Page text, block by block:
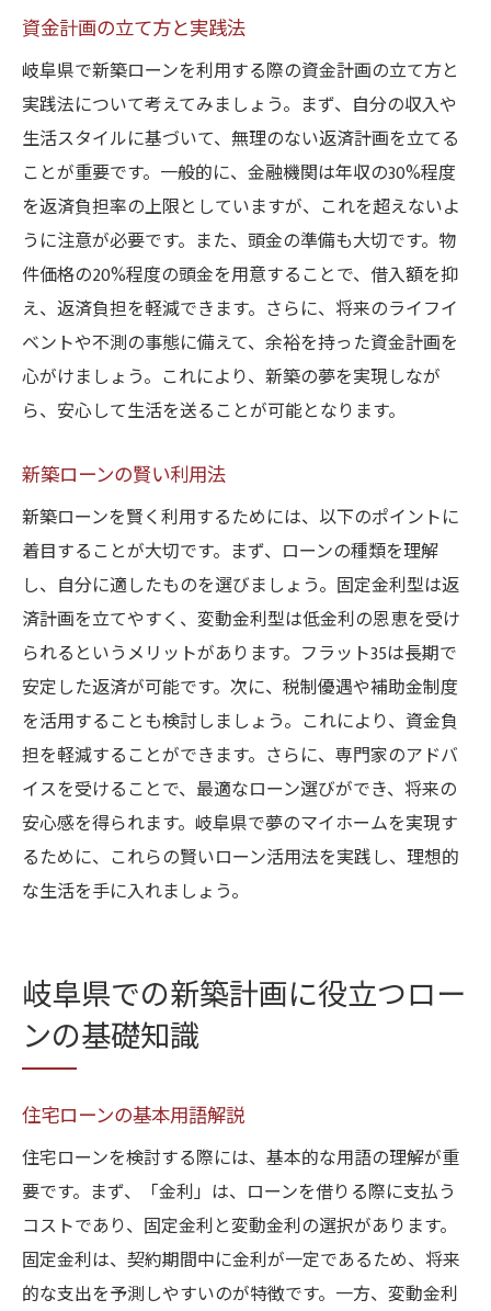
資金計画の立て方と実践法
岐阜県で新築ローンを利用する際の資金計画の立て方と
実践法について考えてみましょう。まず、自分の収入や
生活スタイルに基づいて、無理のない返済計画を立てる
ことが重要です。一般的に、金融機関は年収の30%程度
を返済負担率の上限としていますが、これを超えないよ
うに注意が必要です。また、頭金の準備も大切です。物
件価格の20%程度の頭金を用意することで、借入額を抑
え、返済負担を軽減できます。さらに、将来のライフイ
ベントや不測の事態に備えて、余裕を持った資金計画を
心がけましょう。これにより、新築の夢を実現しなが
ら、安心して生活を送ることが可能となります。
新築ローンの賢い利用法
新築ローンを賢く利用するためには、以下のポイントに
着目することが大切です。まず、ローンの種類を理解
し、自分に適したものを選びましょう。固定金利型は返
済計画を立てやすく、変動金利型は低金利の恩恵を受け
られるというメリットがあります。フラット35は長期で
安定した返済が可能です。次に、税制優遇や補助金制度
を活用することも検討しましょう。これにより、資金負
担を軽減することができます。さらに、専門家のアドバ
イスを受けることで、最適なローン選びができ、将来の
安心感を得られます。岐阜県で夢のマイホームを実現す
るために、これらの賢いローン活用法を実践し、理想的
な生活を手に入れましょう。
岐阜県での新築計画に役立つロー
ンの基礎知識
住宅ローンの基本用語解説
住宅ローンを検討する際には、基本的な用語の理解が重
要です。まず、「金利」は、ローンを借りる際に支払う
コストであり、固定金利と変動金利の選択があります。
固定金利は、契約期間中に金利が一定であるため、将来
的な支出を予測しやすいのが特徴です。一方、変動金利